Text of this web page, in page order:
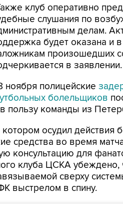
клуб оперативно
слушания по
делам.
будет оказана и
произошедших
в заявлении.
ноября полицейские
болельщиков
пользу команды из
осудил действия
средства во время
консультацию для
клуба ЦСКА
сверху
выстрелом в спину.